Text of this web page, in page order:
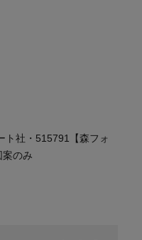
ト社・515791【森フォ
案のみ